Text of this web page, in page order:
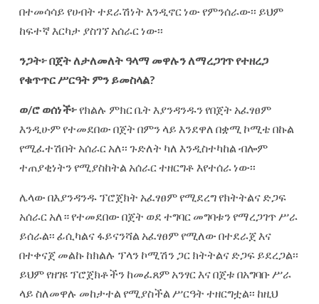
በተመሳሳይ የሀብት ተደራሽነት እንዲኖር ነው የምንሰራው፡፡ ይህም
ከፍተኛ እርካታ ያስገኘ አሰራር ነው፡፡
ንጋት፦በጀትለታለመለት ዓላማ መዋሉንለማረጋገጥየተዘረጋ
የቁጥጥርሥርዓት ምን ይመስላል?
ወ/ሮ ወሰነች፦የክልሉ ምክር ቤት እያንዳንዱን የበጀት አፈፃፀም
እንዲሁም የተመደበው በጀት በምን ላይ እንደዋለ በቋሚ ኮሚቴ በኩል
የሚፈተሽበት አሰራር አለ፡፡ ጉድለት ካለ እንዲስተካከል ብሎም
ተጠያቂነትን የሚያስከትል አሰራር ተዘርግቶ እየተሰራ ነው፡፡
ሌላው በእያንዳንዱ ፕሮጀክት አፈፃፀም የሚደረግ የክትትልና ድጋፍ
አሰራር አለ። የተመደበው በጀት ወደ ተግባር መግባቱን የማረጋገጥ ሥራ
ይሰራል፡፡ ፊሲካልና ፋይናንሻል አፈፃፀም የሚለው በተደራጀ እና
በተቀናጀ መልኩ ከክልሉ ፕላን ኮሚሽን ጋር ክትትልና ድጋፍ ይደረጋል፡፡
ይህም የዘገዩ ፕሮጀክቶችን ከመፈጸም አንፃር እና በጀቱ በአግባቡ ሥራ
ላይ ስለመዋሉ መከታተል የሚያስችል ሥርዓት ተዘርግቷል፡፡ ከዚህ